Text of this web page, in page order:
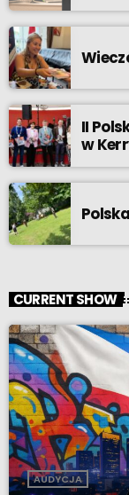
II
w
CURRENT SHOW
AUDYCJA